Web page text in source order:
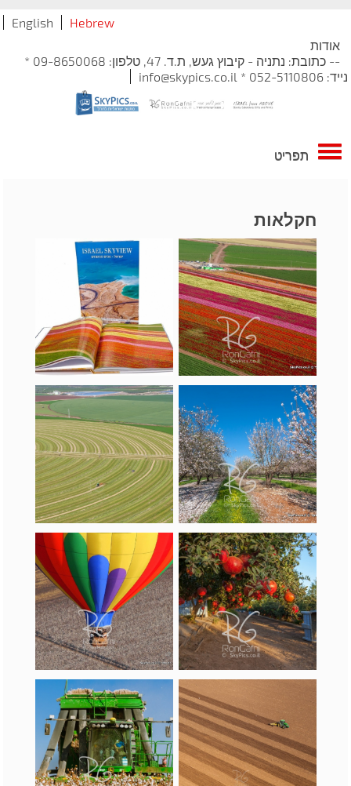
Hebrew
English
אודות
-- כתובת: נתניה - קיבוץ געש, ת.ד. 47, טלפון: 09-8650068 *
נייד: 052-5110806 * info@skypics.co.il
תפריט
חקלאות